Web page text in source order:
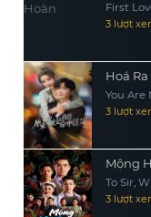
First
3 lượt
Hoá
You Are
3 lượt
Mộng
To Sir,
3 lượt